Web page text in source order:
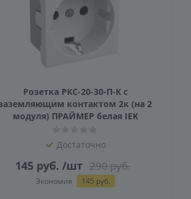
Розетка РКС-20-30-П-К с
контактом 2к (на 2
модуля) ПРАЙМЕР белая IEK
Достаточно
145 руб. /шт 290руб.
Экономия 145 руб.